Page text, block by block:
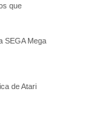
que
SEGA Mega
de Atari